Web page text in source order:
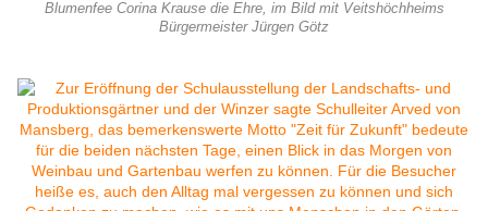
Blumenfee Corina Krause die Ehre, im Bild mit Veitshöchheims
Bürgermeister Jürgen Götz